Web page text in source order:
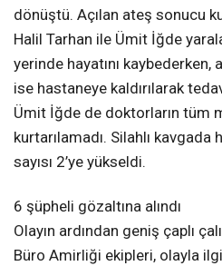
dönüştü. Açılan ateş sonucu
Halil Tarhan ile Ümit İğde
yerinde hayatını kaybederken,
ise hastaneye kaldırılarak
Ümit İğde de doktorların tüm
kurtarılamadı. Silahlı kavgada
sayısı 2’ye yükseldi.
6 şüpheli gözaltına alındı
Olayın ardından geniş çaplı
Büro Amirliği ekipleri, olayla